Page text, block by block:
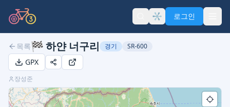
로그인
목록🏁하얀 너구리 경기 SR-600
GPX
장성준